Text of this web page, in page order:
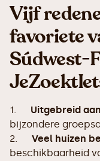
Vijf
favoriete
Súdwest-
1. Uitgebreid
bijzondere
2. Veel huizen
beschikbaarheid